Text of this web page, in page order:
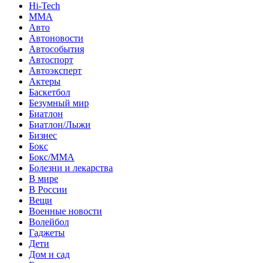
Hi-Tech
MMA
Авто
Автоновости
Автособытия
Автоспорт
Автоэксперт
Актеры
Баскетбол
Безумный мир
Биатлон
Биатлон/Лыжи
Бизнес
Бокс
Бокс/MMA
Болезни и лекарства
В мире
В России
Вещи
Военные новости
Волейбол
Гаджеты
Дети
Дом и сад